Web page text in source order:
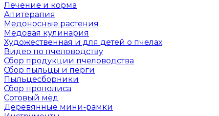
Лечение и корма
Апитерапия
Медоносные растения
Медовая кулинария
Художественная и для детей о пчелах
Видео по пчеловодству
Сбор продукции пчеловодства
Сбор пыльцы и перги
Пыльцесборники
Сбор прополиса
Сотовый мёд
Деревянные мини-рамки